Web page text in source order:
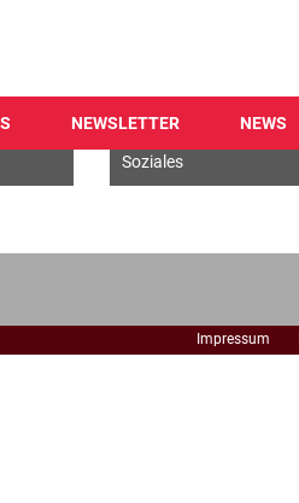
NEWSLETTER NEWS
EU Allgemein
Soziales
Impressum